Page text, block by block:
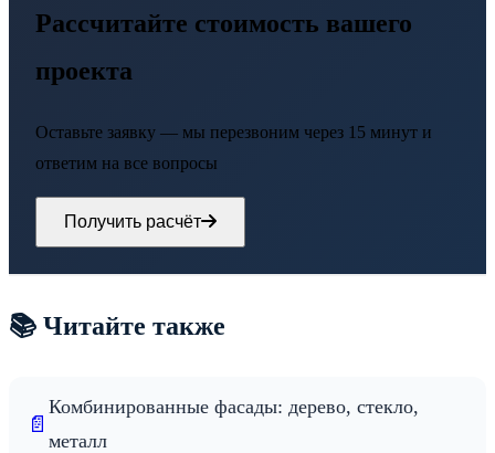
Рассчитайте стоимость вашего
проекта
Оставьте заявку — мы перезвоним через 15 минут и
ответим на все вопросы
Получить расчёт
📚 Читайте также
📄
Комбинированные фасады: дерево, стекло,
металл